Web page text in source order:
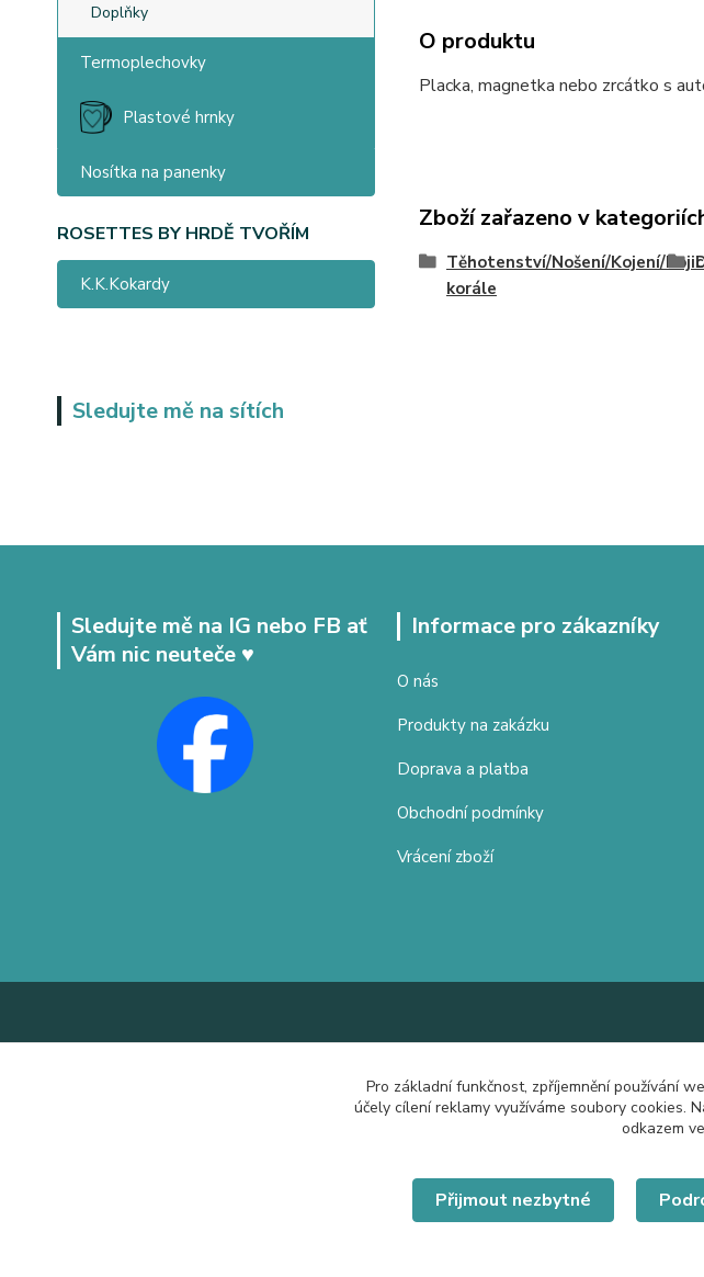
Doplňky
Termoplechovky
Plastové hrnky
Nosítka na panenky
ROSETTES BY HRDĚ TVOŘÍM
K.K.Kokardy
Sledujte mě na sítích
O produktu
Placka, magnetka nebo zrcátko s
Zboží zařazeno v
Těhotenství/Nošení/Kojení/
korále
Sledujte mě na IG nebo FB ať
Vám nic neuteče ♥
Informace pro zákazníky
O nás
Produkty na zakázku
Doprava a platba
Obchodní podmínky
Vrácení zboží
Pro základní funkčnost, zpříjemnění používání
účely cílení reklamy využíváme soubory cookies.
odkazem
Přijmout nezbytné